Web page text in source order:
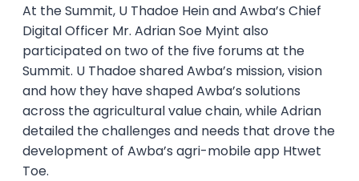
At the Summit, U Thadoe Hein and Awba’s Chief
Digital Officer Mr. Adrian Soe Myint also
participated on two of the five forums at the
Summit. U Thadoe shared Awba’s mission, vision
and how they have shaped Awba’s solutions
across the agricultural value chain, while Adrian
detailed the challenges and needs that drove the
development of Awba’s agri-mobile app Htwet
Toe.